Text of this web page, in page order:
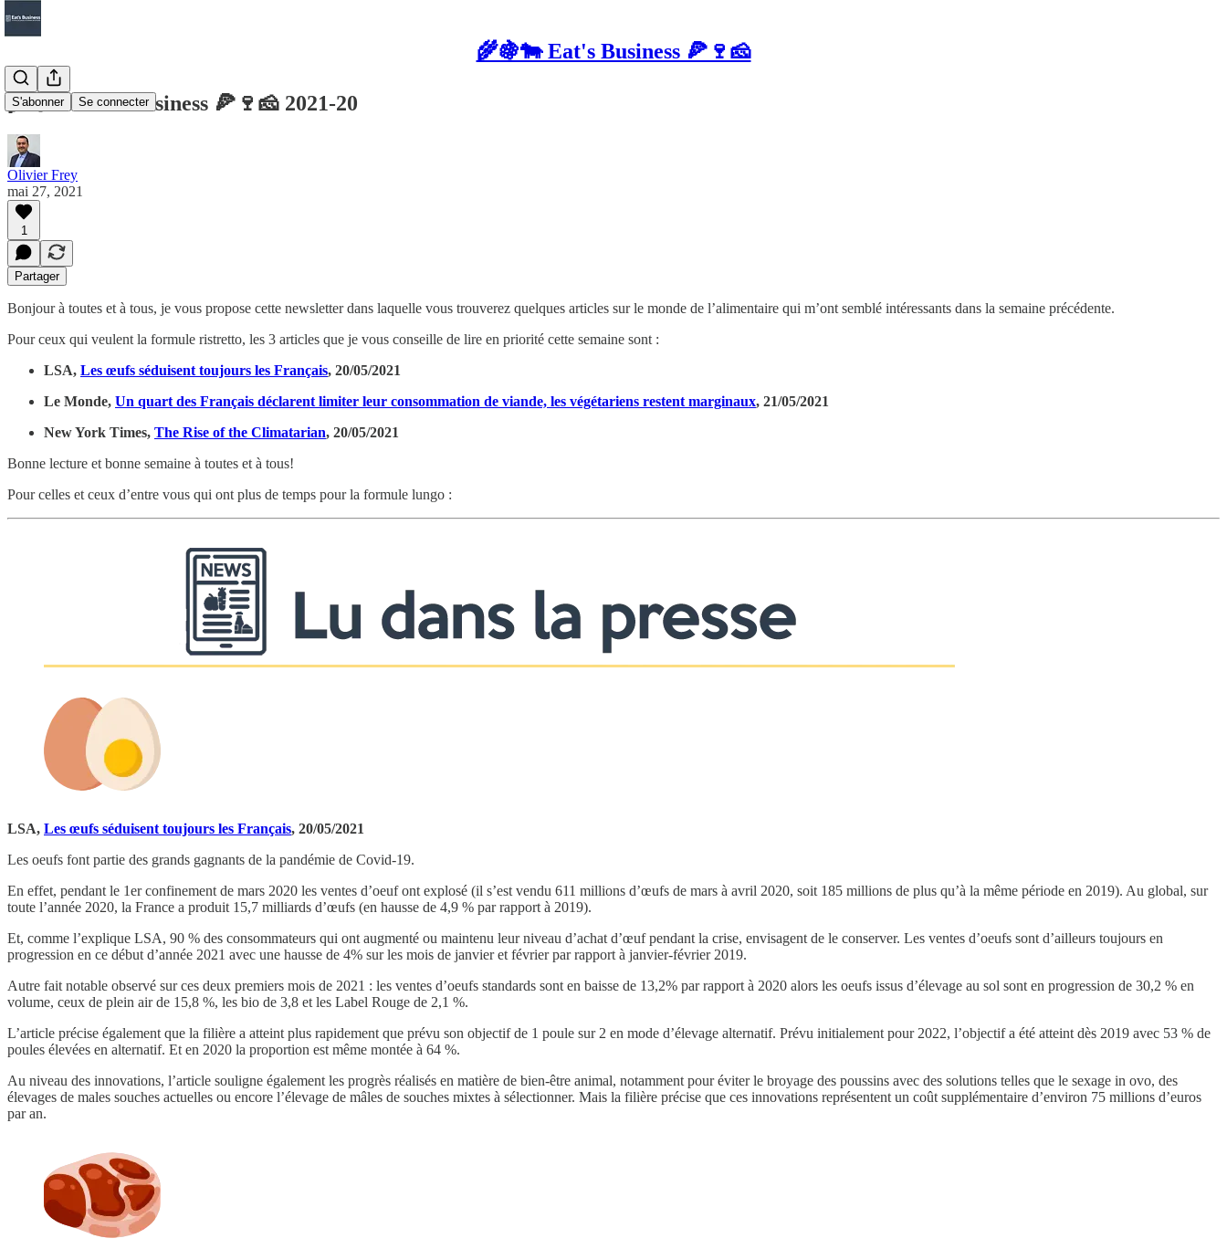
🌾🍇🐄 Eat's Business 🍕🍷🧀
S'abonner Se connecter
🌾🍇🐄 Eat's business 🍕🍷🧀 2021-20
Olivier Frey
mai 27, 2021
1
Partager
Bonjour à toutes et à tous, je vous propose cette newsletter dans laquelle vous trouverez quelques articles sur le monde de l’alimentaire qui m’ont semblé intéressants dans la semaine précédente.
Pour ceux qui veulent la formule ristretto, les 3 articles que je vous conseille de lire en priorité cette semaine sont :
LSA, Les œufs séduisent toujours les Français, 20/05/2021
Le Monde, Un quart des Français déclarent limiter leur consommation de viande, les végétariens restent marginaux, 21/05/2021
New York Times, The Rise of the Climatarian, 20/05/2021
Bonne lecture et bonne semaine à toutes et à tous!
Pour celles et ceux d’entre vous qui ont plus de temps pour la formule lungo :
LSA, Les œufs séduisent toujours les Français, 20/05/2021
Les oeufs font partie des grands gagnants de la pandémie de Covid-19.
En effet, pendant le 1er confinement de mars 2020 les ventes d’oeuf ont explosé (il s’est vendu 611 millions d’œufs de mars à avril 2020, soit 185 millions de plus qu’à la même période en 2019). Au global, sur
toute l’année 2020, la France a produit 15,7 milliards d’œufs (en hausse de 4,9 % par rapport à 2019).
Et, comme l’explique LSA, 90 % des consommateurs qui ont augmenté ou maintenu leur niveau d’achat d’œuf pendant la crise, envisagent de le conserver. Les ventes d’oeufs sont d’ailleurs toujours en
progression en ce début d’année 2021 avec une hausse de 4% sur les mois de janvier et février par rapport à janvier-février 2019.
Autre fait notable observé sur ces deux premiers mois de 2021 : les ventes d’oeufs standards sont en baisse de 13,2% par rapport à 2020 alors les oeufs issus d’élevage au sol sont en progression de 30,2 % en
volume, ceux de plein air de 15,8 %, les bio de 3,8 et les Label Rouge de 2,1 %.
L’article précise également que la filière a atteint plus rapidement que prévu son objectif de 1 poule sur 2 en mode d’élevage alternatif. Prévu initialement pour 2022, l’objectif a été atteint dès 2019 avec 53 % de
poules élevées en alternatif. Et en 2020 la proportion est même montée à 64 %.
Au niveau des innovations, l’article souligne également les progrès réalisés en matière de bien-être animal, notamment pour éviter le broyage des poussins avec des solutions telles que le sexage in ovo, des
élevages de males souches actuelles ou encore l’élevage de mâles de souches mixtes à sélectionner. Mais la filière précise que ces innovations représentent un coût supplémentaire d’environ 75 millions d’euros
par an.